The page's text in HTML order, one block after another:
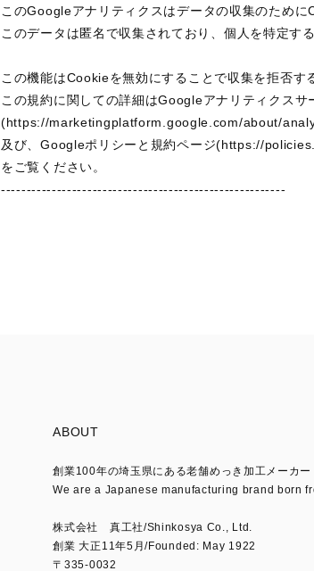
このGoogleアナリティクスはデータの収集のために
このデータは匿名で収集されており、個人を特定す
この機能はCookieを無効にすることで収集を拒否す
この規約に関しての詳細はGoogleアナリティクスサ
(https://marketingplatform.google.com/about/
及び、Googleポリシーと規約ページ(https://
をご覧ください。
--------------------------------------------------------
ABOUT
創業100年の埼玉県にある老舗めっき加工メーカ
We are a Japanese manufacturing brand born
株式会社 真工社/Shinkosya Co., Ltd.
創業 大正11年5月/Founded: May 1922
〒335-0032